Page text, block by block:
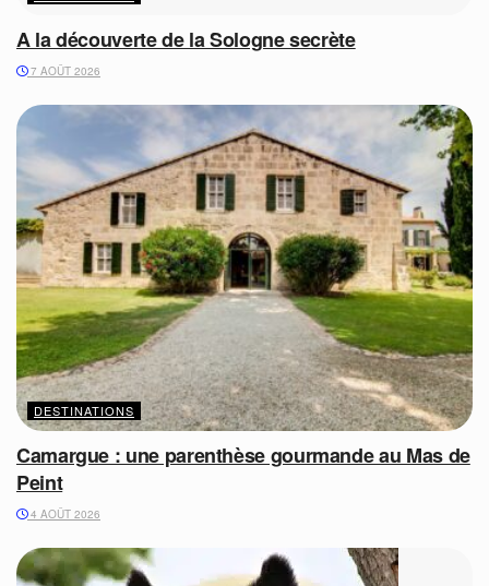
A la découverte de la Sologne secrète
7 AOÛT 2026
DESTINATIONS
Camargue : une parenthèse gourmande au Mas de
Peint
4 AOÛT 2026